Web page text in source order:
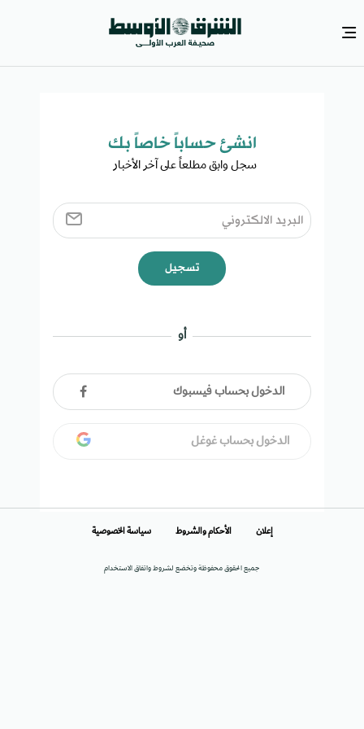
انشئ حساباً خاصاً بك​
سجل وابق مطلعاً على آخر الأخبار ​
تسجيل
أو
الدخول بحساب فيسبوك
الدخول بحساب غوغل
جميع الحقوق محفوظة وتخضع لشروط واتفاق الاستخدام
إعلان الأحكام والشروط سياسة الخصوصية